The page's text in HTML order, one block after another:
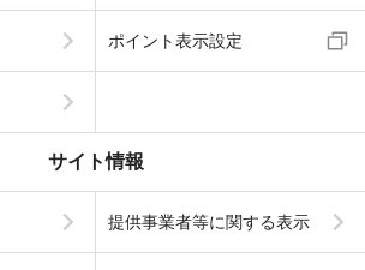
ポイント表示設定
サイト情報
提供事業者等に関する表示